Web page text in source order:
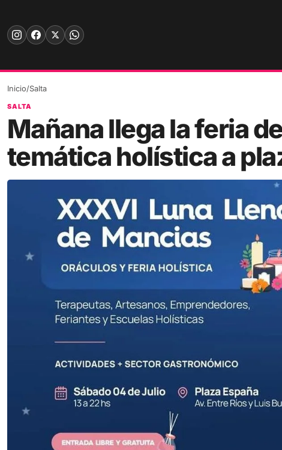
content
Inicio/Salta
SALTA
Mañana llega la feria
temática holística a